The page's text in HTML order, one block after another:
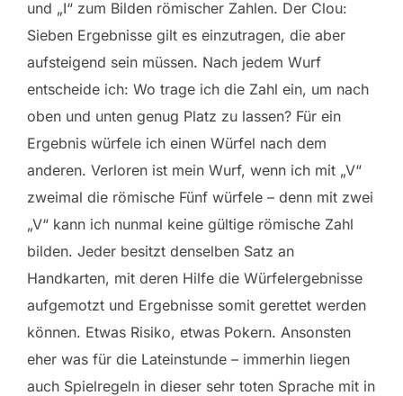
und „I“ zum Bilden römischer Zahlen. Der Clou:
Sieben Ergebnisse gilt es einzutragen, die aber
aufsteigend sein müssen. Nach jedem Wurf
entscheide ich: Wo trage ich die Zahl ein, um nach
oben und unten genug Platz zu lassen? Für ein
Ergebnis würfele ich einen Würfel nach dem
anderen. Verloren ist mein Wurf, wenn ich mit „V“
zweimal die römische Fünf würfele – denn mit zwei
„V“ kann ich nunmal keine gültige römische Zahl
bilden. Jeder besitzt denselben Satz an
Handkarten, mit deren Hilfe die Würfelergebnisse
aufgemotzt und Ergebnisse somit gerettet werden
können. Etwas Risiko, etwas Pokern. Ansonsten
eher was für die Lateinstunde – immerhin liegen
auch Spielregeln in dieser sehr toten Sprache mit in